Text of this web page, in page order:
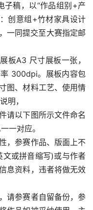
稿，以“作品组别+产
创意组+竹材家具设计
一同提交至大赛指定邮
板A3 尺寸展板一张，
300dpi。展板内容包
图、材料工艺、使用情
明，
请以下图所示文件命名
一对应。
，参赛作品、版面上不
或拼音缩写)或与作者
息资料，违者将做无效
请参赛者自留备份，参